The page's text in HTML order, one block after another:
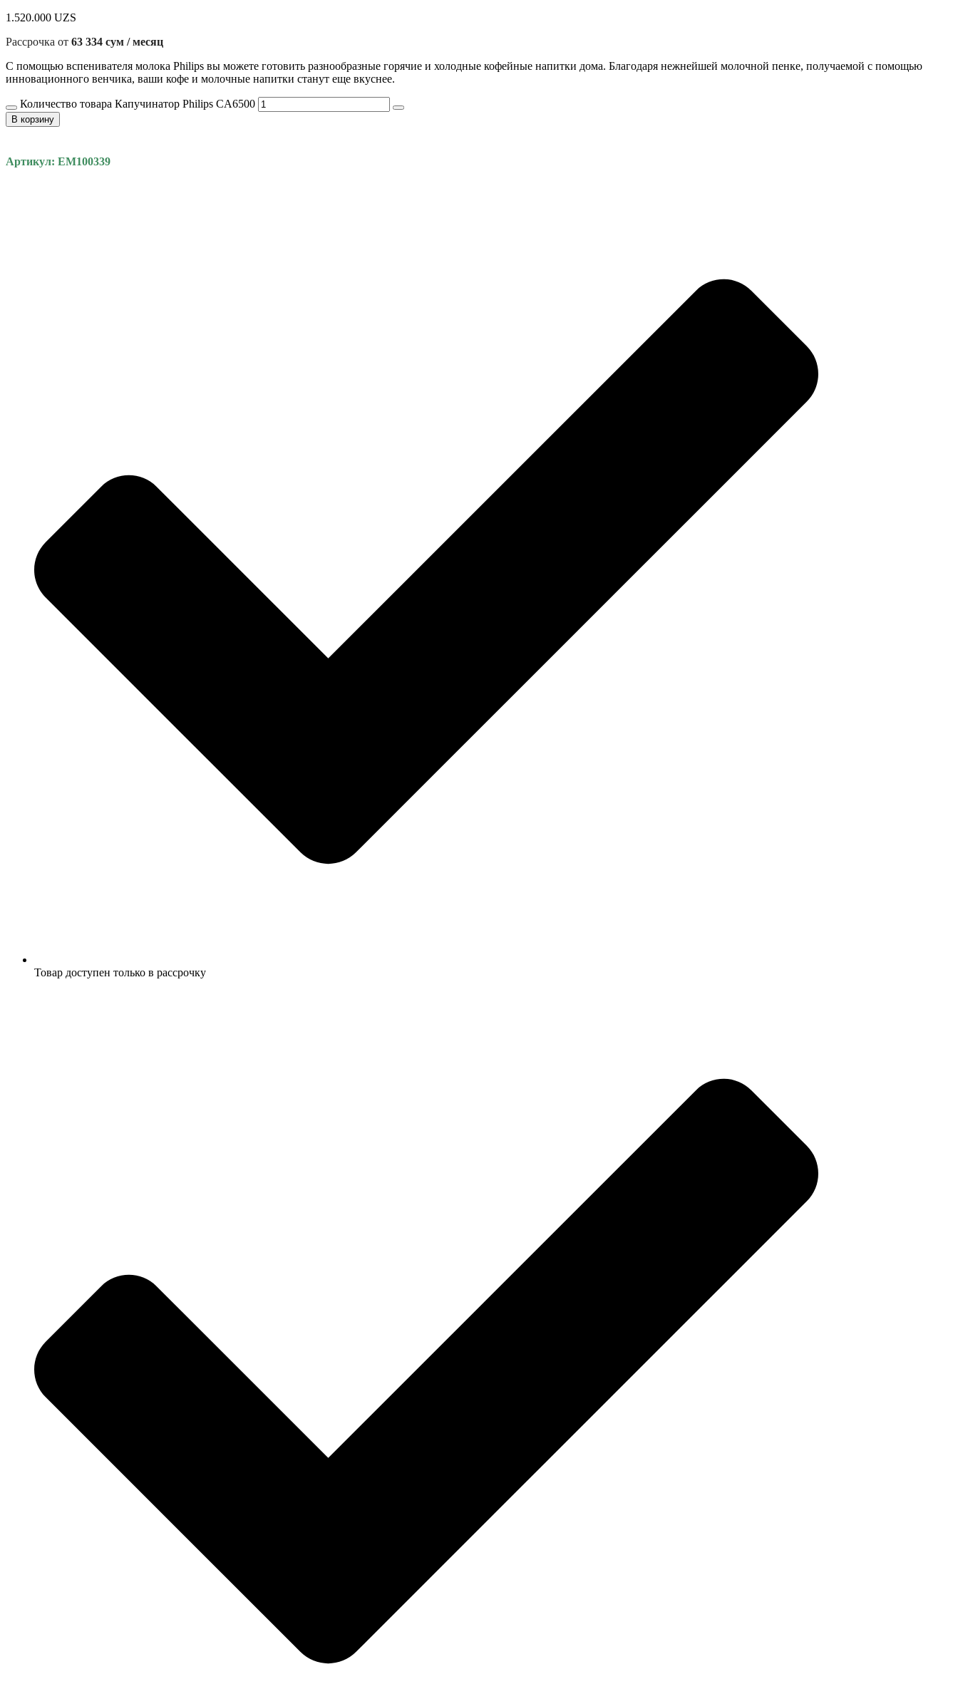
1.520.000 UZS
Рассрочка от 63 334 сум / месяц
С помощью вспенивателя молока Philips вы можете готовить разнообразные горячие и холодные кофейные напитки дома. Благодаря нежнейшей молочной пенке, получаемой с помощью
инновационного венчика, ваши кофе и молочные напитки станут еще вкуснее.
Количество товара Капучинатор Philips CA6500
В корзину
Артикул: EM100339
Товар доступен только в рассрочку